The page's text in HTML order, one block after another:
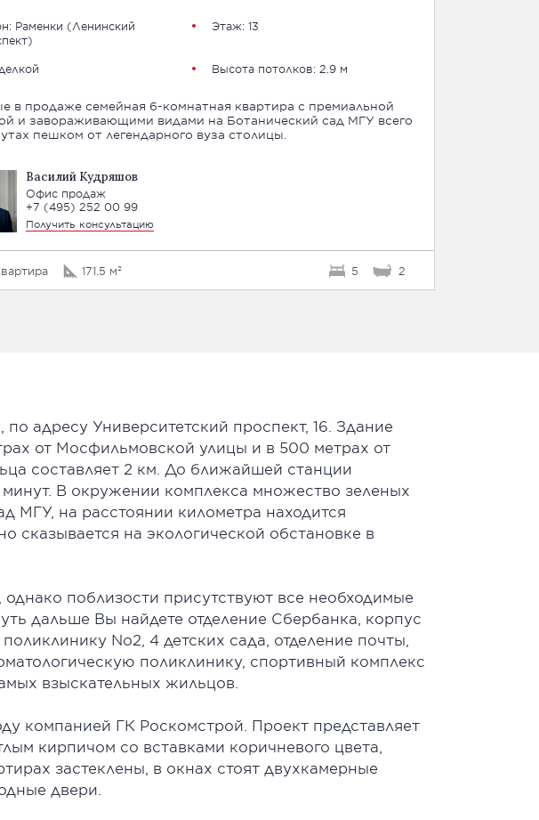
Раменки (Ленинский
)
Этаж: 13
Высота потолков: 2.9 м
в продаже семейная 6-комнатная квартира с премиальной
и завораживающими видами на Ботанический сад МГУ всего
пешком от легендарного вуза столицы.
Василий Кудряшов
Офис продаж
+7 (495) 252 00 99
Получить консультацию
171.5 м² 5 2
адресу Университетский проспект, 16. Здание
от Мосфильмовской улицы и в 500 метрах от
составляет 2 км. До ближайшей станции
В окружении комплекса множество зеленых
МГУ, на расстоянии километра находится
сказывается на экологической обстановке в
поблизости присутствуют все необходимые
дальше Вы найдете отделение Сбербанка, корпус
No2, 4 детских сада, отделение почты,
поликлинику, спортивный комплекс
взыскательных жильцов.
компанией ГК Роскомстрой. Проект представляет
кирпичом со вставками коричневого цвета,
застеклены, в окнах стоят двухкамерные
двери.